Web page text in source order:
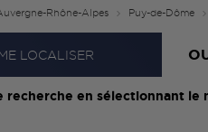
Rhône-Alpes Puy-de-Dôme
LOCALISER
recherche en sélectionnant le